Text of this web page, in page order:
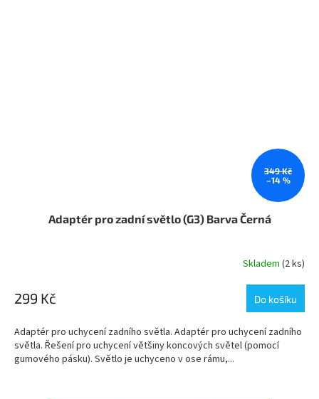
349 Kč
–14 %
Adaptér pro zadní světlo (G3) Barva Černá
Skladem (2 ks)
299 Kč Do košíku
Adaptér pro uchycení zadního světla. Adaptér pro uchycení zadního
světla. Řešení pro uchycení většiny koncových světel (pomocí
gumového pásku). Světlo je uchyceno v ose rámu,...